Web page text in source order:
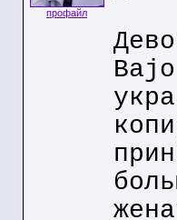
профайл